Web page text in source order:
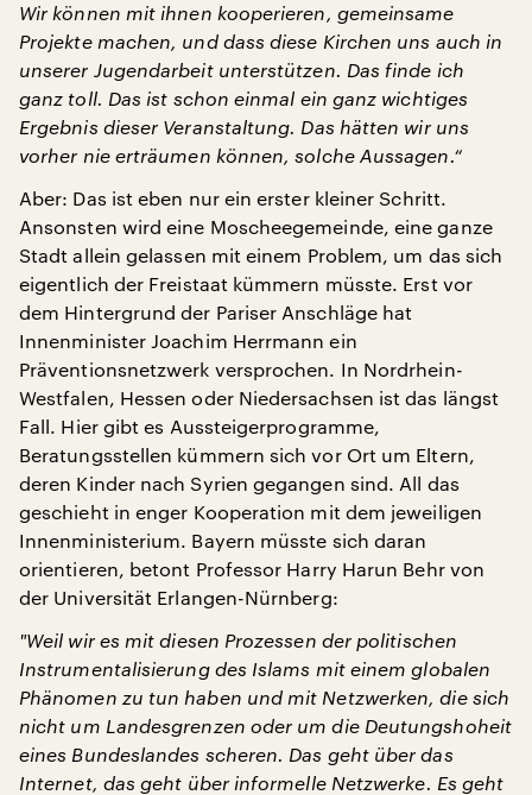
Wir können mit ihnen kooperieren, gemeinsame
Projekte machen, und dass diese Kirchen uns auch in
unserer Jugendarbeit unterstützen. Das finde ich
ganz toll. Das ist schon einmal ein ganz wichtiges
Ergebnis dieser Veranstaltung. Das hätten wir uns
vorher nie erträumen können, solche Aussagen.“
Aber: Das ist eben nur ein erster kleiner Schritt.
Ansonsten wird eine Moscheegemeinde, eine ganze
Stadt allein gelassen mit einem Problem, um das sich
eigentlich der Freistaat kümmern müsste. Erst vor
dem Hintergrund der Pariser Anschläge hat
Innenminister Joachim Herrmann ein
Präventionsnetzwerk versprochen. In Nordrhein-
Westfalen, Hessen oder Niedersachsen ist das längst
Fall. Hier gibt es Aussteigerprogramme,
Beratungsstellen kümmern sich vor Ort um Eltern,
deren Kinder nach Syrien gegangen sind. All das
geschieht in enger Kooperation mit dem jeweiligen
Innenministerium. Bayern müsste sich daran
orientieren, betont Professor Harry Harun Behr von
der Universität Erlangen-Nürnberg:
"Weil wir es mit diesen Prozessen der politischen
Instrumentalisierung des Islams mit einem globalen
Phänomen zu tun haben und mit Netzwerken, die sich
nicht um Landesgrenzen oder um die Deutungshoheit
eines Bundeslandes scheren. Das geht über das
Internet, das geht über informelle Netzwerke. Es geht